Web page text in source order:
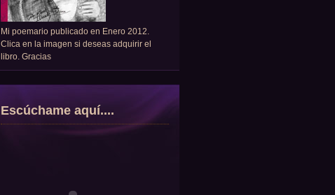
Mi poemario publicado en Enero 2012.
Clica en la imagen si deseas adquirir el
libro. Gracias
Escúchame aquí....